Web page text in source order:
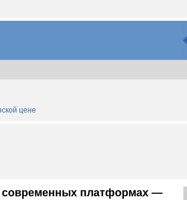
цене
современных платформах —